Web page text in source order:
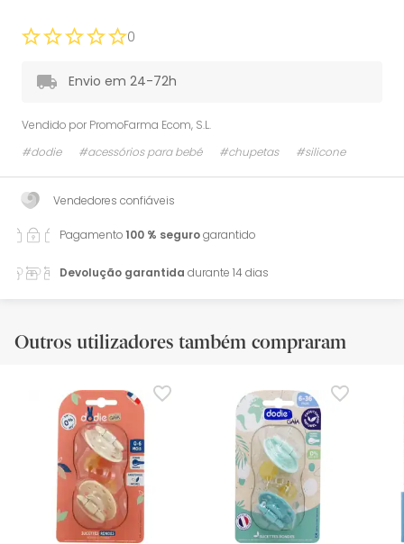
0
Envio em 24-72h
Vendido por PromoFarma Ecom, S.L.
#dodie
#acessórios para bebé #chupetas #silicone
Vendedores confiáveis
Pagamento100 % segurogarantido
Devolução garantida durante 14 dias
Outros utilizadores também compraram